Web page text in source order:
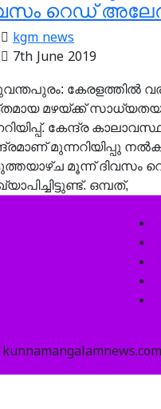
റെഡ്
kgm news
7th June 2019
കേരളത്തില്‍
മഴയ്ക്ക്
കേന്ദ്ര
മുന്നറിയിപ്പു
മൂന്ന് ദിവസം
ഒമ്പത്,